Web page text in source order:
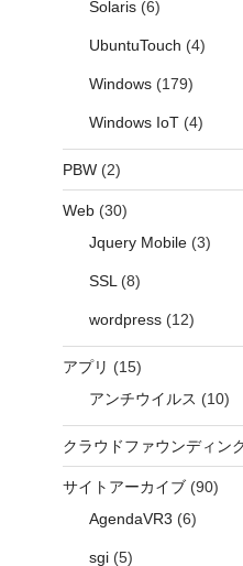
Solaris(6)
UbuntuTouch (4)
Windows(179)
Windows IoT(4)
PBW(2)
Web(30)
Jquery Mobile(3)
SSL (8)
wordpress(12)
アプリ (15)
アンチウイルス (10)
クラウドファウンディン
サイトアーカイブ(90)
AgendaVR3 (6)
sgi(5)